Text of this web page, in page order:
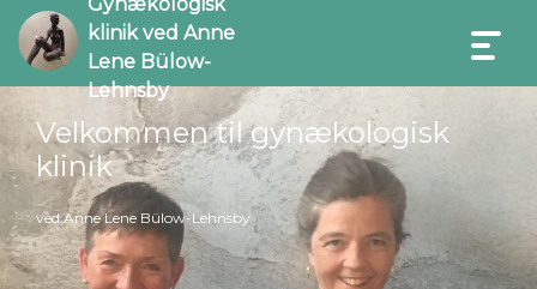
klinik ved Anne
Lene Bülow-
Lehnsby
Velkommen til gynækologisk
klinik
ved Anne Lene Bülow-Lehnsby